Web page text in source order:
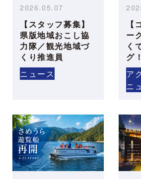
【スタッフ募集】
県版地域おこし協
力隊／観光地域づ
くり推進員
2026.05.07
ニュース
【
ー
く
グ！
ア
ニ